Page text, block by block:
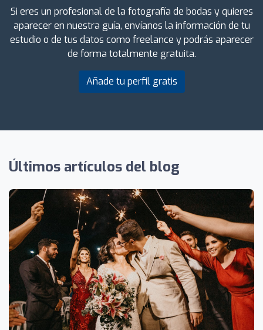
Si eres un profesional de la fotografía de bodas y quieres
aparecer en nuestra guía, envíanos la información de tu
estudio o de tus datos como freelance y podrás aparecer
de forma totalmente gratuita.
Añade tu perfil gratis
Últimos artículos del blog